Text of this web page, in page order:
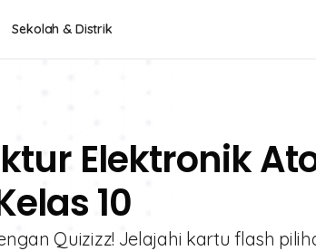
Sekolah & Distrik
Elektronik
10
Quizizz! Jelajahi kartu flash